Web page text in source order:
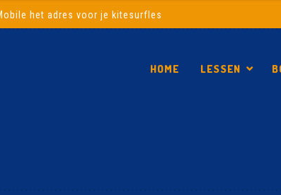
het adres voor je kitesurfles
HOME LESSEN